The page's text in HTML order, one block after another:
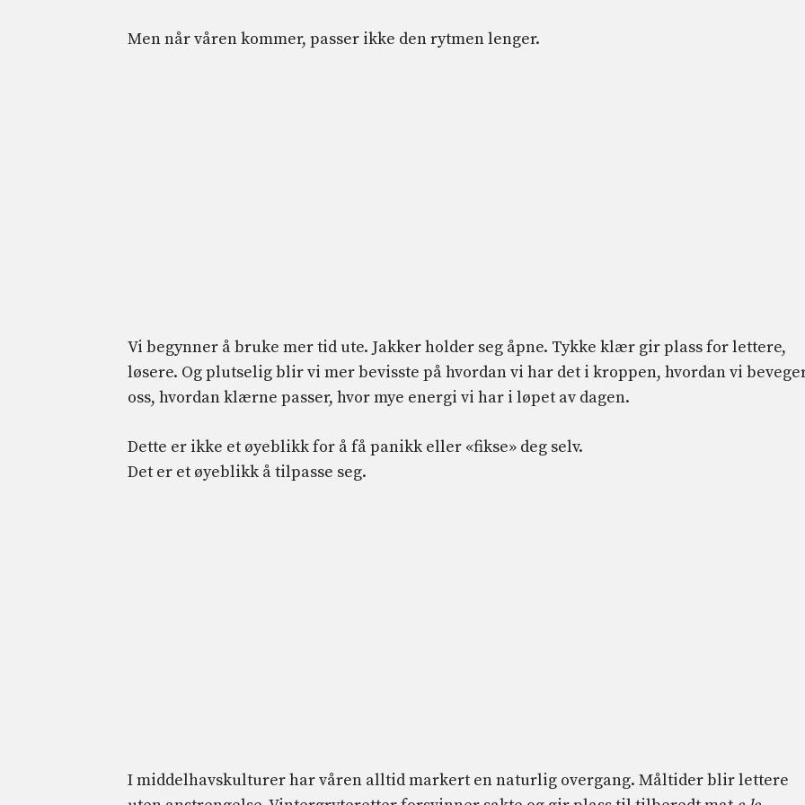
Men når våren kommer, passer ikke den rytmen lenger.
Vi begynner å bruke mer tid ute. Jakker holder seg åpne. Tykke klær gir plass for lettere,
løsere. Og plutselig blir vi mer bevisste på hvordan vi har det i kroppen, hvordan vi
oss, hvordan klærne passer, hvor mye energi vi har i løpet av dagen.
Dette er ikke et øyeblikk for å få panikk eller «fikse» deg selv.
Det er et øyeblikk å tilpasse seg.
I middelhavskulturer har våren alltid markert en naturlig overgang. Måltider blir lettere